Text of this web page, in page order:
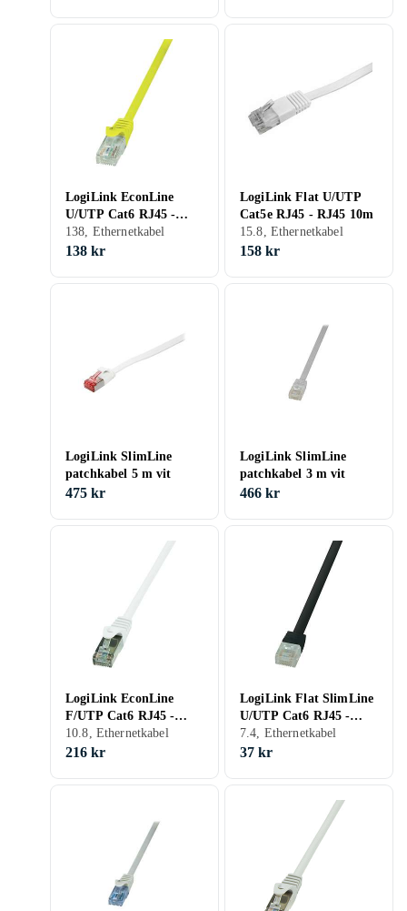
LogiLink EconLine
U/UTP Cat6 RJ45 -
RJ45 1m
138, Ethernetkabel
138 kr
LogiLink Flat U/UTP
Cat5e RJ45 - RJ45 10m
15.8, Ethernetkabel
158 kr
LogiLink SlimLine
patchkabel 5 m vit
475 kr
LogiLink SlimLine
patchkabel 3 m vit
466 kr
LogiLink EconLine
F/UTP Cat6 RJ45 -
RJ45 20m
10.8, Ethernetkabel
216 kr
LogiLink Flat SlimLine
U/UTP Cat6 RJ45 -
RJ45 5m
7.4, Ethernetkabel
37 kr